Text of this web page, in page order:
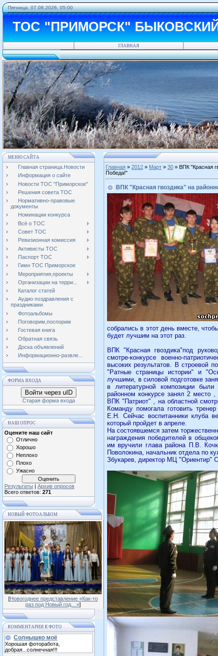
Пятница, 07.08.2026, 05:00
ТОС "ПРИМОРСК"
ГЛАВНАЯ
МЕНЮ САЙТА
Главная страница.Новости
Информация о сайте
Новости ТОС "Приморское"
Решения совета ТОС
Нормативно-правовые
документы
Номинации конкурса
Всё о ТОС
Совет ТОС
Ревизионная комиссия
Активисты ТОС
Паспорт ТОС
Гимн ТОС Приморское
Мероприятия,проекты
Организации на терри...
Каталог статей
Аудио поздравления с
праздниками
Фотоальбомы
Поговорим,поспорим
Гостевая книга
Обратная связь
Доска объявлений
Информационно-развле...
ФОРМА ВХОДА
Войти через uID
Старая форма входа
НАШ ОПРОС
Оцените наш сайт
Отлично
Хорошо
Неплохо
Плохо
Ужасно
Результаты | Архив опросов
Всего ответов: 271
НОВЫЙ ФОТОАЛЬБОМ
[Новогоднее представление «Как-то
раз под Новый год…»]
КОММЕНТАРИИ К ФОТО
Солнышко моё
Хорошая фоторабота,
добрая...солнечная!!!
Главная » 2012 » Март » 30 » ВПК "Красная
Победа!"
ВПК "Красная гвоздика" на
собрались в этот день вместе,
будет лучшим на этот раз.
ВПК "Красная гвоздика"под
смотре-конкурсе военно-
высоких результатов. В строевой
"Ратные страницы истории" и
лучшими, в силовой подготовке
в литературной композиции
районном конкурсе занял 2 место
ВПК "Патриот" , на областной
Команду помогала готовить
Е.Н. Сейчас воспитанники клуба
который пройдет в апреле.
На состоявшемся затем
награждения победителей в
им вручили глава района П.В.
Поволокина, начальник отдела по
Збукарев, директор МЦ "Ориентир"